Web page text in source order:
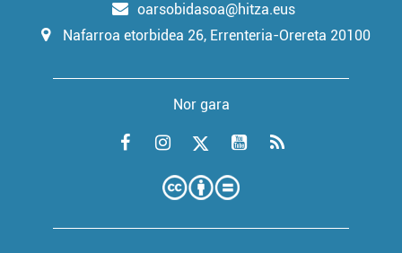
oarsobidasoa@hitza.eus
Nafarroa etorbidea 26, Errenteria-Orereta 20100
Nor gara